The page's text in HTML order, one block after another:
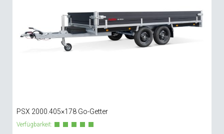
PSX 2000.405×178 Go-Getter
Verfügbarkeit: